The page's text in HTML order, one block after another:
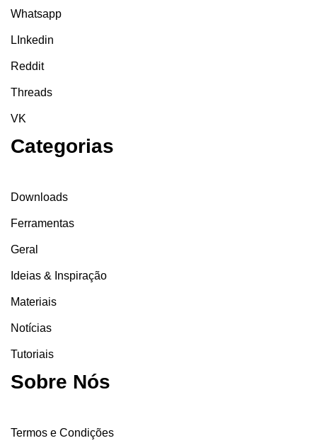
Whatsapp
LInkedin
Reddit
Threads
VK
Categorias
Downloads
Ferramentas
Geral
Ideias & Inspiração
Materiais
Notícias
Tutoriais
Sobre Nós
Termos e Condições